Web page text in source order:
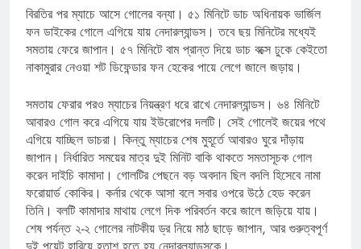
বিরতির পর ম্যাচে আসে গোলের বন্যা। ৫১ মিনিটে ডাচ অধিনায়ক ভার্জিল
ফন ডাইকের গোলে এগিয়ে যায় নেদারল্যান্ডস। তবে ছয় মিনিটের মধ্যেই
সমতায় ফেরে জাপান। ৫৭ মিনিটে বাম প্রান্ত দিয়ে ডাচ বক্সে ঢুকে কেইতো
নাকামুরার নেওয়া শট ডিফেন্ডার ফন হেকের পায়ে লেগে জালে জড়ায়।
সমতায় ফেরার পরও ম্যাচের নিয়ন্ত্রণ ধরে রাখে নেদারল্যান্ডস। ৬৪ মিনিটে
আবারও গোল করে এগিয়ে যায় ইউরোপের দলটি। সেই গোলেই জয়ের পথে
এগিয়ে যাচ্ছিল ডাচরা। কিন্তু ম্যাচের শেষ মুহূর্তে আবারও ঘুরে দাঁড়ায়
জাপান। নির্ধারিত সময়ের মাত্র দুই মিনিট বাকি থাকতে সমতাসূচক গোল
করেন দাইচি কামাদা। গোলটির পেছনে বড় অবদান ছিল বদলি হিসেবে নামা
ফরোয়ার্ড কোকির। কর্নার থেকে আসা বলে সবার ওপরে উঠে হেড করেন
তিনি। বলটি কামাদার মাথায় লেগে দিক পরিবর্তন করে জালে জড়িয়ে যায়।
শেষ পর্যন্ত ২-২ গোলের নাটকীয় ড্র নিয়ে মাঠ ছাড়ে জাপান, আর গুরুত্বপূর্ণ